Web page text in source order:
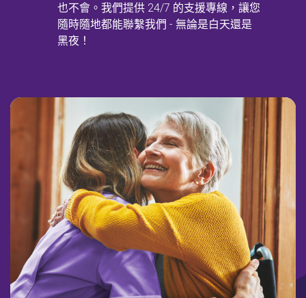
也不會。我們提供 24/7 的支援專線，讓您
隨時隨地都能聯繫我們 - 無論是白天還是
黑夜！